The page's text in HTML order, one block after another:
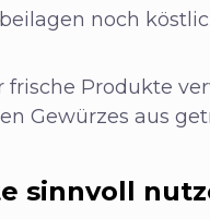
noch
Produkte
Gewürzes aus
sinnvoll